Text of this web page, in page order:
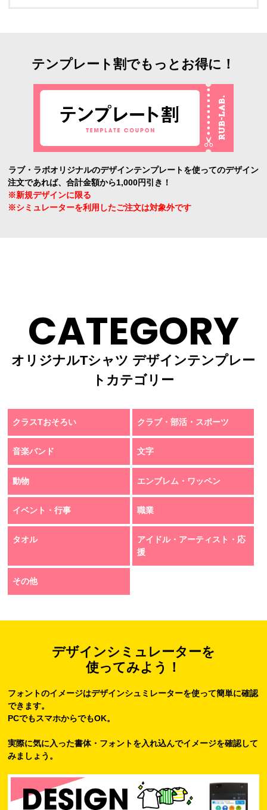
テンプレート割でもっとお得に！
ラブ・ラボオリジナルのデザインテンプレートを使ってのデザイン
注文であれば、合計金額から1,000円引き！
※新規デザインに限る
※シミュレーターを利用したご注文は対象外です
CATEGORY
オリジナルTシャツ デザインテンプレー
トカテゴリー
クラスTおそろい クラブ・部活・スポーツ
音楽バンド 文字
動物 エンブレム・ワッペン
イベント・行事 職業
タオル
アイドル・アーティスト・応
援
その他
デザインシミュレーターを
使ってみよう！
フォントのイメージはデザインシュミレーターを使って簡単に確認
できます。
PCでもスマホからでもOK。
実際に気に入った書体・フォントを入れ込んでイメージを確認して
みましょう。